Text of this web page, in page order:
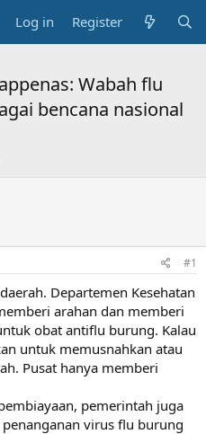
Log in Register
Wabah flu
bencana nasional
#1
Departemen Kesehatan
arahan dan memberi
obat antiflu burung. Kalau
untuk memusnahkan atau
Pusat hanya memberi
pemerintah juga
virus flu burung